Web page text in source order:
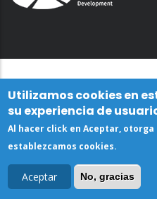
Utilizamos cookies en
su experiencia de
Al hacer click en Aceptar,
establezcamos cookies.
Aceptar No, gracias